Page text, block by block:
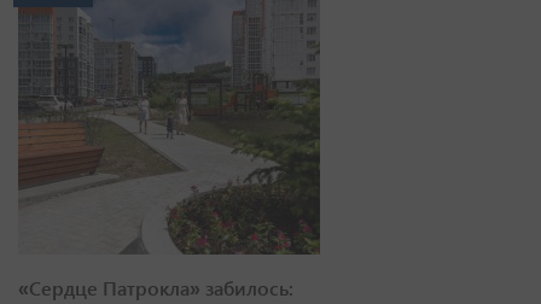
«Сердце Патрокла» забилось: